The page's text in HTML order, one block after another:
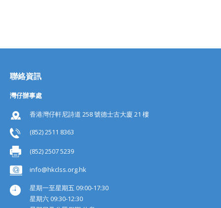
聯絡資訊
灣仔辦事處
香港灣仔軒尼詩道 258 號德士古大廈 21 樓
(852) 2511 8363
(852) 2507 5239
info@hkclss.org.hk
星期一至星期五 09:00-17:30
星期六 09:30-12:30